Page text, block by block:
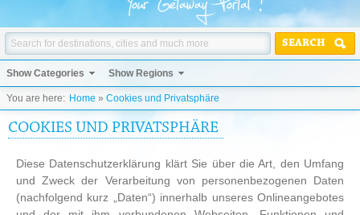
SEARCH
Show Categories Show Regions
You are here: Home » Cookies und Privatsphäre
COOKIES UND PRIVATSPHÄRE
Diese Datenschutzerklärung klärt Sie über die Art, den Umfang
und Zweck der Verarbeitung von personenbezogenen Daten
(nachfolgend kurz „Daten“) innerhalb unseres Onlineangebotes